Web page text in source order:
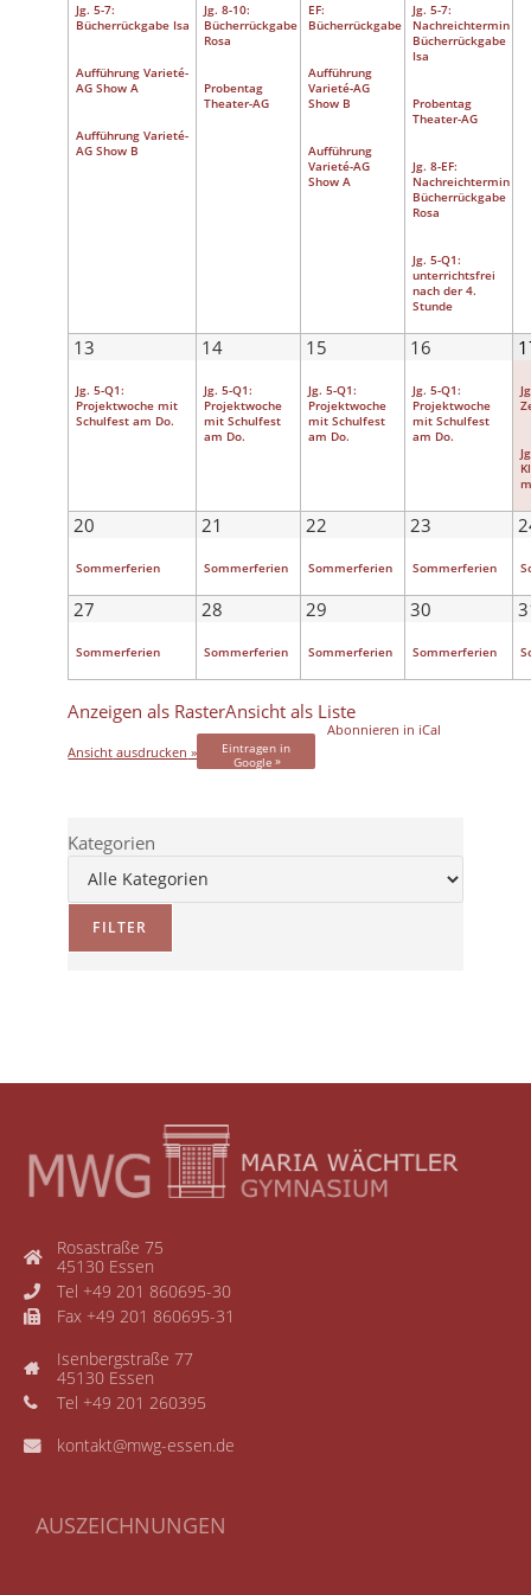
Jg. 5-7:
Bücherrückgabe Isa
Aufführung Varieté-
AG Show A
Aufführung Varieté-
AG Show B
Jg. 8-10:
Bücherrückgabe
Rosa
Probentag
Theater-AG
EF:
Bücherrückgabe
Aufführung
Varieté-AG
Show B
Aufführung
Varieté-AG
Show A
Jg. 5-7:
Nachreichtermin
Bücherrückgabe
Isa
Probentag
Theater-AG
Jg. 8-EF:
Nachreichtermin
Bücherrückgabe
Rosa
Jg. 5-Q1:
unterrichtsfrei
nach der 4.
Stunde
13
Jg. 5-Q1:
Projektwoche mit
Schulfest am Do.
14
Jg. 5-Q1:
Projektwoche
mit Schulfest
am Do.
15
Jg. 5-Q1:
Projektwoche
mit Schulfest
am Do.
16
Jg. 5-Q1:
Projektwoche
mit Schulfest
am Do.
20
Sommerferien
21
Sommerferien
22
Sommerferien
23
Sommerferien
27
Sommerferien
28
Sommerferien
29
Sommerferien
30
Sommerferien
Anzeigen als RasterAnsicht als Liste
Ansicht ausdrucken
Eintragen in
Google
Abonnieren in iCal
Kategorien
FILTER
Rosastraße 75
45130 Essen
Tel +49 201 860695-30
Fax +49 201 860695-31
Isenbergstraße 77
45130 Essen
Tel +49 201 260395
kontakt@mwg-essen.de
AUSZEICHNUNGEN